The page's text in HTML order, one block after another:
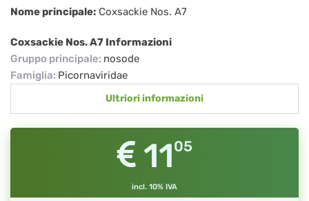
Coxsackie
Nos.
A7
Nome principale: Coxsackie Nos. A7
Coxsackie Nos. A7 Informazioni
Gruppo principale: nosode
Famiglia: Picornaviridae
Ultriori informazioni
1105
incl. 10% IVA